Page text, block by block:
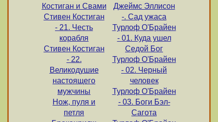
Костиган и Свами
Стивен Костиган
- 21. Честь
корабля
Стивен Костиган
- 22.
Великодушие
настоящего
мужчины
Нож, пуля и
петля
Джеймс Эллисон
-. Сад ужаса
Турлоф О'Брайен
- 01. Куда ушел
Седой Бог
Турлоф О'Брайен
- 02. Черный
человек
Турлоф О'Брайен
- 03. Боги Бэл-
Сагота